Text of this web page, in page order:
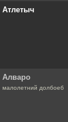
Атлетыч
Алваро
малолетний долбоеб